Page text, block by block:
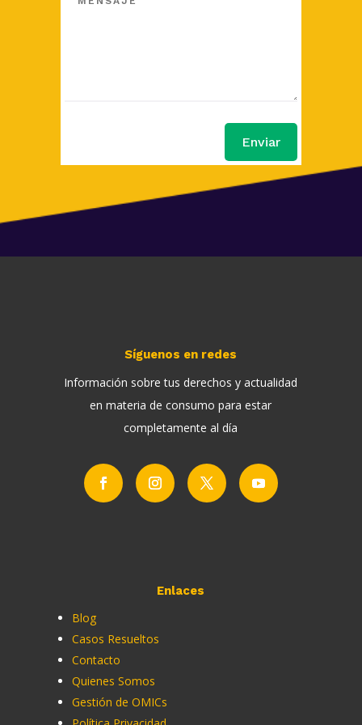
Enviar
Síguenos en redes
Información sobre tus derechos y actualidad
en materia de consumo para estar
completamente al día
Enlaces
Blog
Casos Resueltos
Contacto
Quienes Somos
Gestión de OMICs